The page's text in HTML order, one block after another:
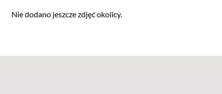
Nie dodano jeszcze zdjęć okolicy.